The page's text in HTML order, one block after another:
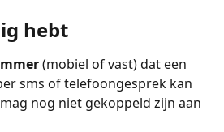
hebt
(mobiel of vast) dat een
sms of telefoongesprek kan
nog niet gekoppeld zijn aan